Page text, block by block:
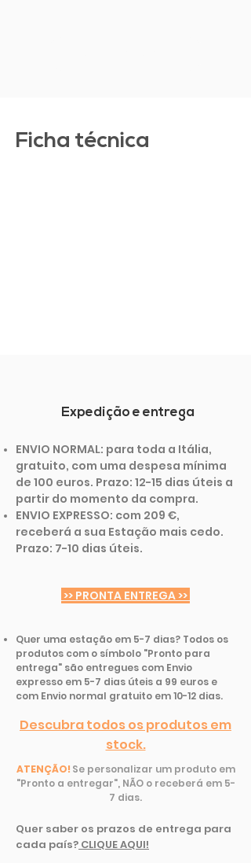
Ficha técnica
Expedição e entrega
ENVIO NORMAL: para toda a Itália,
gratuito, com uma despesa mínima
de 100 euros. Prazo: 12-15 dias úteis a
partir do momento da compra.
ENVIO EXPRESSO: com 209 €,
receberá a sua Estação mais cedo.
Prazo: 7-10 dias úteis.
>> PRONTA ENTREGA >>
Quer uma estação em 5-7 dias? Todos os
produtos com o símbolo "Pronto para
entrega" são entregues com Envio
expresso em 5-7 dias úteis a 99 euros e
com Envio normal gratuito em 10-12 dias.
Descubra todos os produtos em
stock.
ATENÇÃO! Se personalizar um produto em
"Pronto a entregar", NÃO o receberá em 5-
7 dias.
Quer saber os prazos de entrega para
cada país? CLIQUE AQUI!